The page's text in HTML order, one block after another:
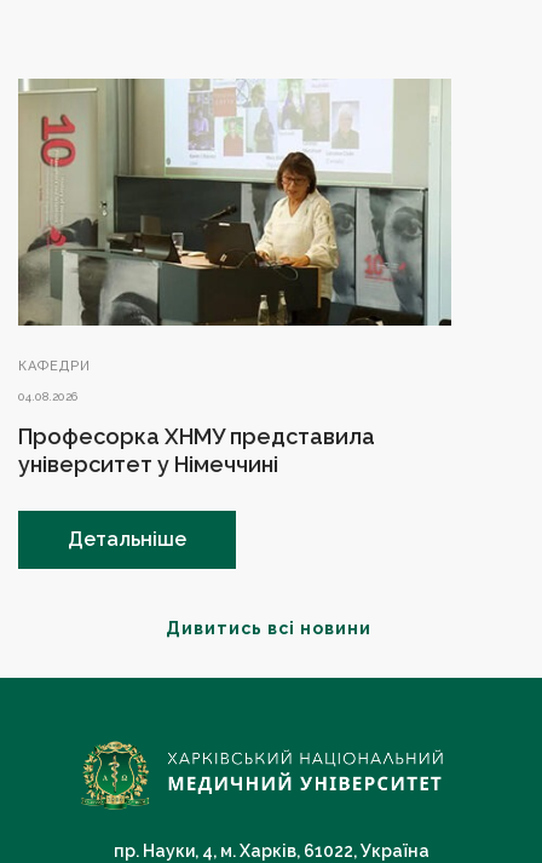
Дивитись всі новини
КАФЕДРИ
04.08.2026
Професорка ХНМУ представила
університет у Німеччині
Детальніше
пр. Науки, 4, м. Харків, 61022, Україна